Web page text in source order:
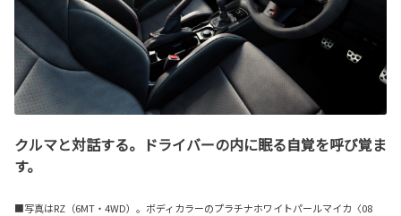
クルマと対話する。ドライバーの内に眠る自覚を呼び覚ま
す。
■写真はRZ（6MT・4WD）。ボディカラーのプラチナホワイトパールマイカ〈08